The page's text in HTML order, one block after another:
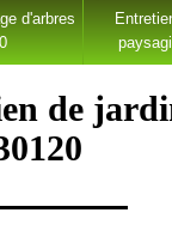
d'arbres
de